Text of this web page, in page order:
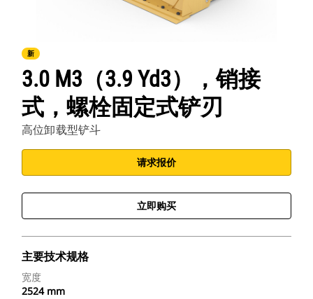
新
3.0 M3（3.9 Yd3），销接
式，螺栓固定式铲刃
高位卸载型铲斗
请求报价
立即购买
主要技术规格
宽度
2524 mm